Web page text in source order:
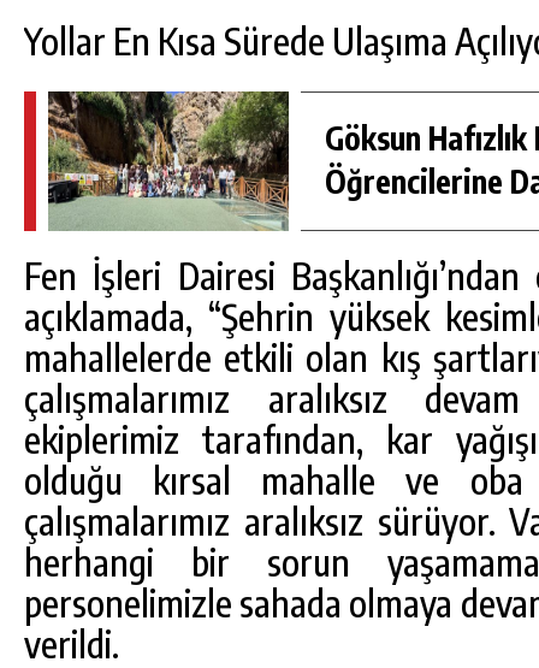
Yollar En Kısa Sürede Ulaşıma
Göksun Hafızlık
Öğrencilerine
Fen İşleri Dairesi
açıklamada, “Şehrin yüksek
mahallelerde etkili olan kış
çalışmalarımız aralıksız
ekiplerimiz tarafından, kar
olduğu kırsal mahalle ve
çalışmalarımız aralıksız sürüyor.
herhangi bir sorun
personelimizle sahada olmaya
verildi.